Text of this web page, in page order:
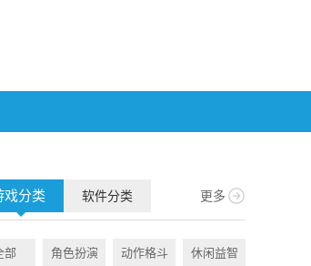
戏分类 软件分类 更多
部 角色扮演 动作格斗 休闲益智